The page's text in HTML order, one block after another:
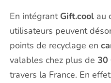
En intégrant Gift.cool au
utilisateurs peuvent
points de recyclage en
valables chez plus de 30
travers la France. En